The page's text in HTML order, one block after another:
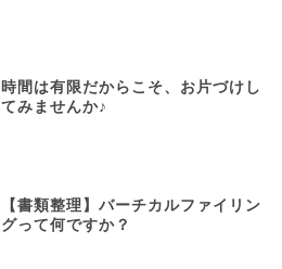
時間は有限だからこそ、お片づけし
てみませんか♪
【書類整理】バーチカルファイリン
グって何ですか？